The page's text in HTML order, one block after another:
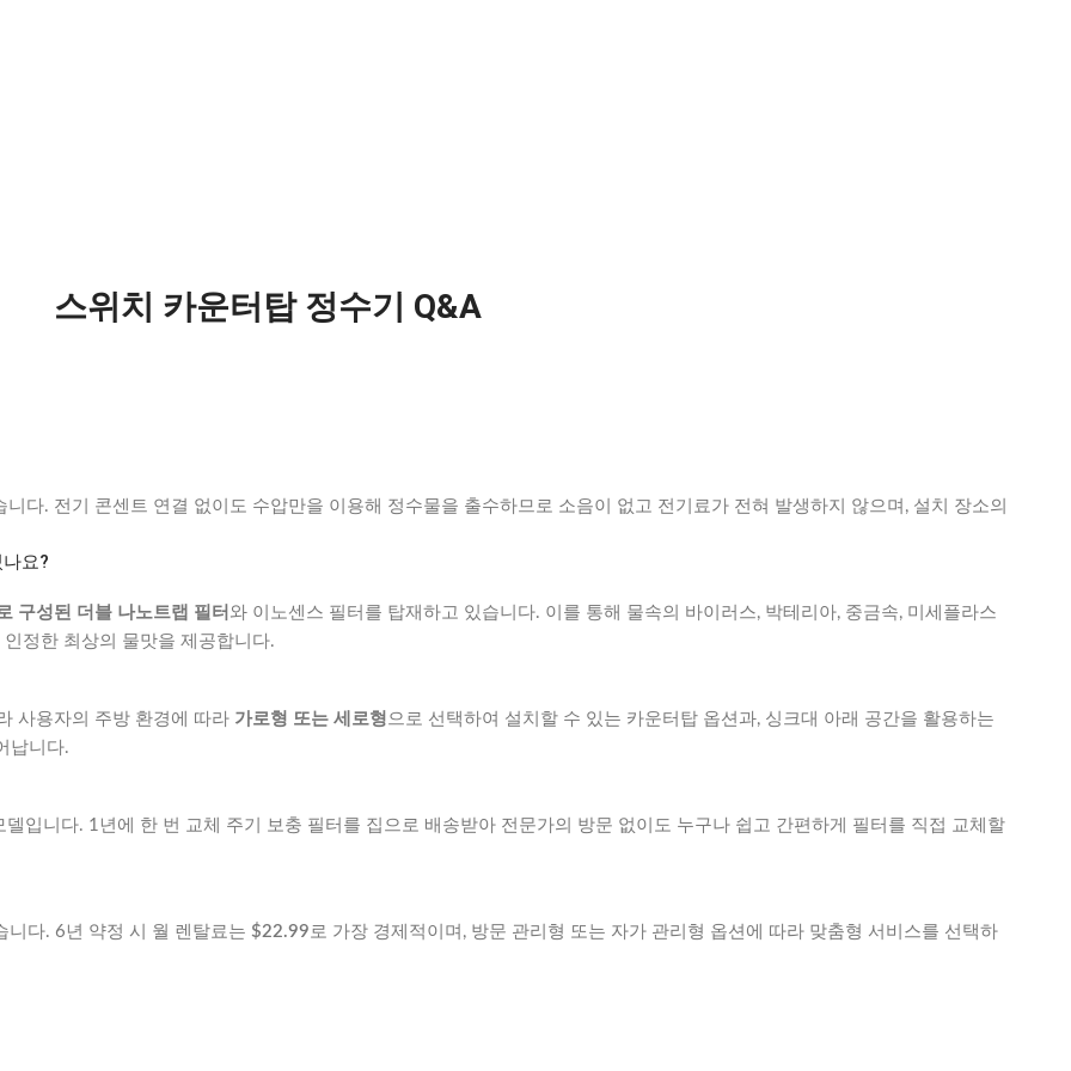
스위치 카운터탑 정수기 Q&A
니다. 전기 콘센트 연결 없이도 수압만을 이용해 정수물을 출수하므로 소음이 없고 전기료가 전혀 발생하지 않으며, 설치 장소의
요?
구성된 더블 나노트랩 필터 와 이노센스 필터를 탑재하고 있습니다. 이를 통해 물속의 바이러스, 박테리아, 중금속, 미세플라스
정한 최상의 물맛을 제공합니다.
사용자의 주방 환경에 따라 가로형 또는 세로형으로 선택하여 설치할 수 있는 카운터탑 옵션과, 싱크대 아래 공간을 활용하는
납니다.
입니다. 1년에 한 번 교체 주기 보충 필터를 집으로 배송받아 전문가의 방문 없이도 누구나 쉽고 간편하게 필터를 직접 교체할
니다. 6년 약정 시 월 렌탈료는 $22.99로 가장 경제적이며, 방문 관리형 또는 자가 관리형 옵션에 따라 맞춤형 서비스를 선택하